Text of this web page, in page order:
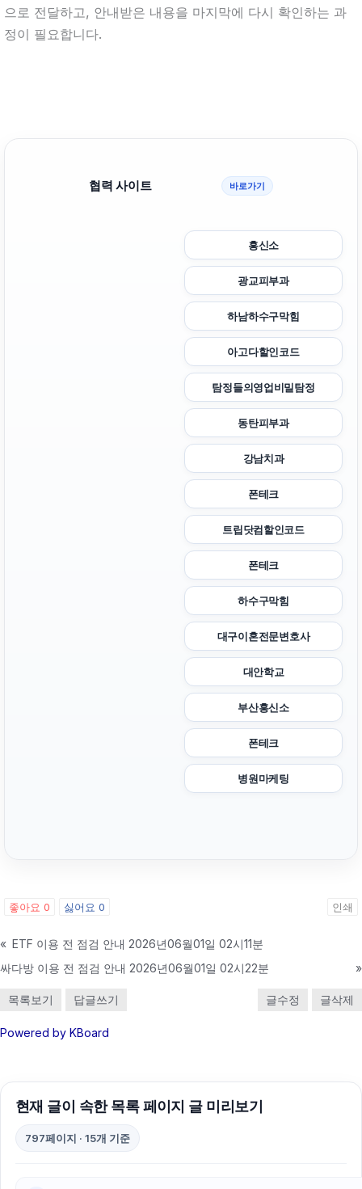
으로 전달하고, 안내받은 내용을 마지막에 다시 확인하는 과
정이 필요합니다.
협력 사이트 바로가기
흥신소
광교피부과
하남하수구막힘
아고다할인코드
탐정들의영업비밀탐정
동탄피부과
강남치과
폰테크
트립닷컴할인코드
폰테크
하수구막힘
대구이혼전문변호사
대안학교
부산흥신소
폰테크
병원마케팅
좋아요 0 싫어요 0 인쇄
« ETF 이용 전 점검 안내 2026년06월01일 02시11분
싸다방 이용 전 점검 안내 2026년06월01일 02시22분
»
목록보기 답글쓰기 글수정 글삭제
Powered by KBoard
현재 글이 속한 목록 페이지 글 미리보기
797페이지 · 15개 기준